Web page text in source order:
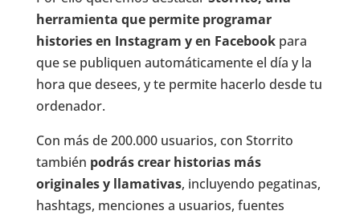
herramienta que permite programar
histories en Instagram y en Facebookpara
que se publiquen automáticamente el día y la
hora que desees, y te permite hacerlo desde tu
ordenador.
Con más de 200.000 usuarios, con Storrito
también podrás crear historias más
originales y llamativas, incluyendo pegatinas,
hashtags, menciones a usuarios, fuentes